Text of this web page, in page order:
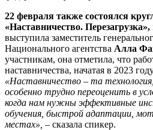
22 февраля также состоялся
«Наставничество. Перезагрузка»,
выступила заместитель
Национального агентства Алла
участникам, она отметила, что
наставничества, начатая в 2023
«Наставничество – та
особенно трудно переоценить в
когда нам нужны эффективные
обучения, быстрой адаптации,
местах», – сказала спикер.